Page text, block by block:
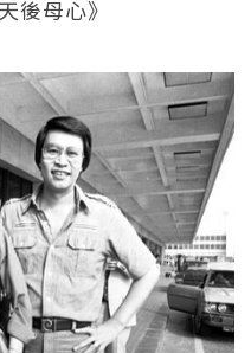
後母心》